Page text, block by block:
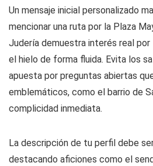
Un mensaje inicial personalizado
mencionar una ruta por la Plaza
Judería demuestra interés real
el hielo de forma fluida. Evita los
apuesta por preguntas abiertas
emblemáticos, como el barrio de
complicidad inmediata.
La descripción de tu perfil debe
destacando aficiones como el